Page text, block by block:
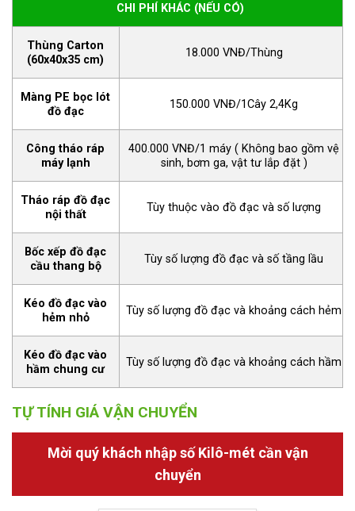
CHI PHÍ KHÁC (NẾU CÓ)
Thùng Carton
(60x40x35 cm)
18.000 VNĐ/Thùng
Màng PE bọc lót
đồ đạc
150.000 VNĐ/1Cây 2,4Kg
Công tháo ráp
máy lạnh
400.000 VNĐ/1 máy ( Không bao gồm vệ
sinh, bơm ga, vật tư lắp đặt )
Tháo ráp đồ đạc
nội thất
Tùy thuộc vào đồ đạc và số lượng
Bốc xếp đồ đạc
cầu thang bộ
Tùy số lượng đồ đạc và số tầng lầu
Kéo đồ đạc vào
hẻm nhỏ
Tùy số lượng đồ đạc và khoảng cách hẻm
Kéo đồ đạc vào
hầm chung cư
Tùy số lượng đồ đạc và khoảng cách hầm
TỰ TÍNH GIÁ VẬN CHUYỂN
Mời quý khách nhập số Kilô-mét cần vận
chuyển